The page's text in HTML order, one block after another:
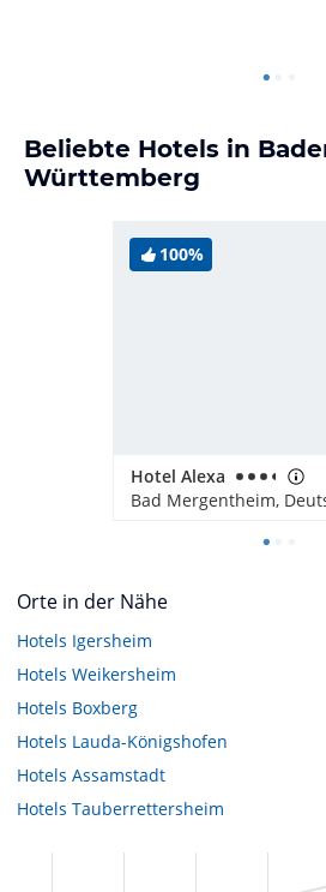
Beliebte Hotels in
Württemberg
100%
Hotel Alexa
Bad Mergentheim,
Orte in der Nähe
Hotels Igersheim
Hotels Weikersheim
Hotels Boxberg
Hotels Lauda-Königshofen
Hotels Assamstadt
Hotels Tauberrettersheim